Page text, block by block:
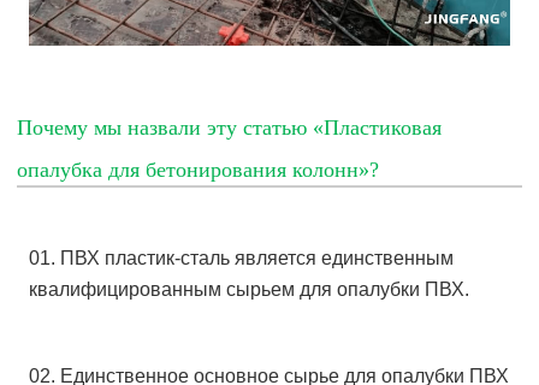
Почему мы назвали эту статью «Пластиковая
опалубка для бетонирования колонн»?
01. ПВХ пластик-сталь является единственным
квалифицированным сырьем для опалубки ПВХ.
02. Единственное основное сырье для опалубки ПВХ